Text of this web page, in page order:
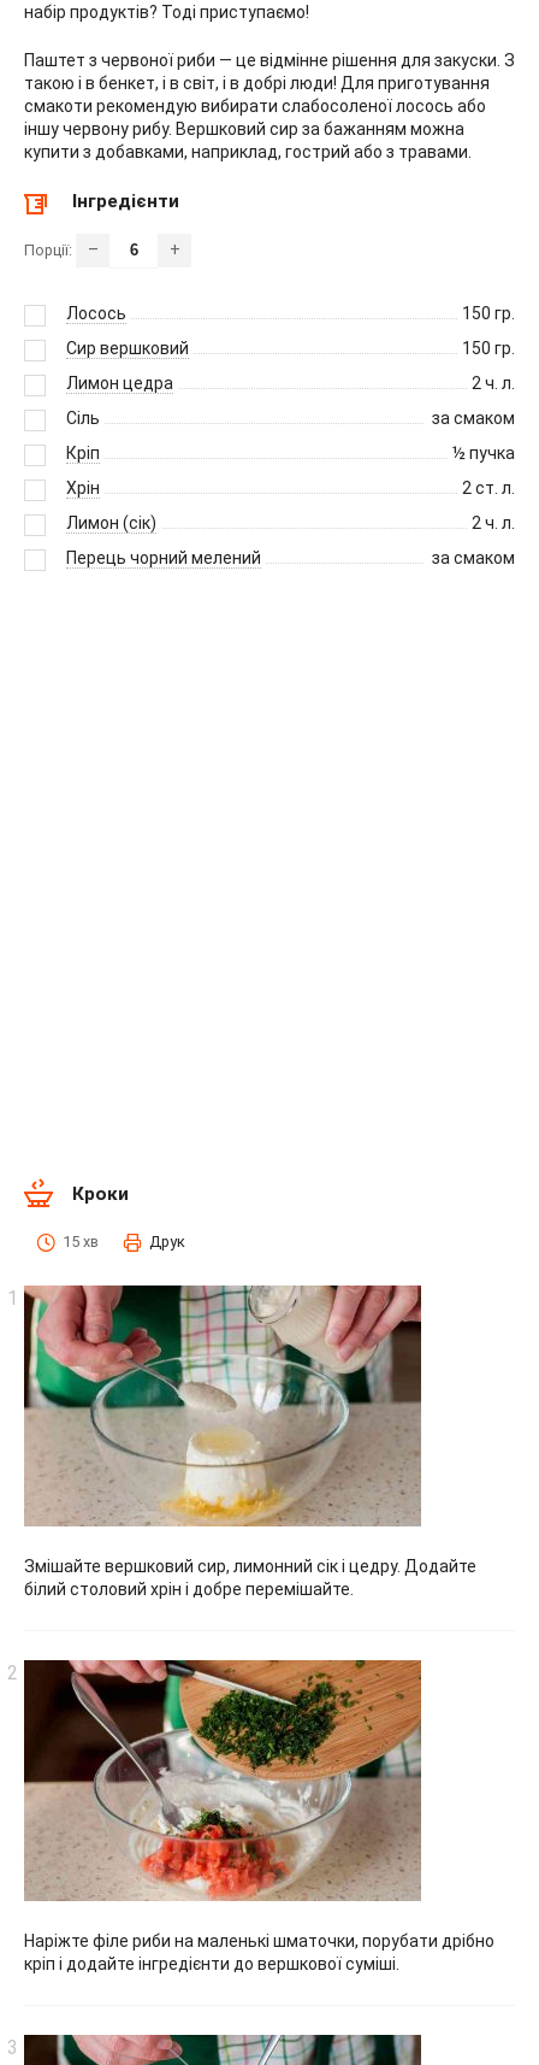
набір продуктів? Тоді приступаємо!
Паштет з червоної риби — це відмінне рішення для закуски. З
такою і в бенкет, і в світ, і в добрі люди! Для приготування
смакоти рекомендую вибирати слабосоленої лосось або
іншу червону рибу. Вершковий сир за бажанням можна
купити з добавками, наприклад, гострий або з травами.
Інгредієнти
Порції: – +
Лосось 150 гр.
Сир вершковий
150 гр.
Лимон цедра
2 ч. л.
Сіль
за смаком
Кріп
½ пучка
Хрін
2 ст. л.
Лимон (сік)
2 ч. л.
Перець чорний мелений
за смаком
Кроки
15 хв Друк
Змішайте вершковий сир, лимонний сік і цедру. Додайте
білий столовий хрін і добре перемішайте.
Наріжте філе риби на маленькі шматочки, порубати дрібно
кріп і додайте інгредієнти до вершкової суміші.